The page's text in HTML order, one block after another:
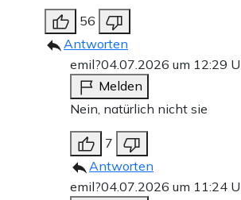
56
Antworten
emil?04.07.2026 um 12:29
Melden
Nein, natürlich nicht sie
7
Antworten
emil?04.07.2026 um 11:24